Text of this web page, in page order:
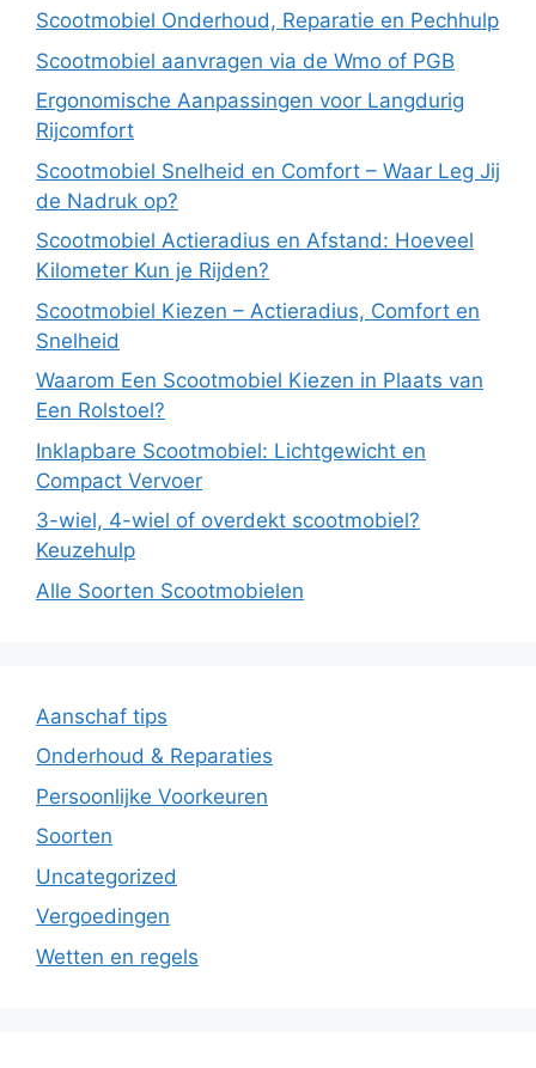
Scootmobiel Onderhoud, Reparatie en Pechhulp
Scootmobiel aanvragen via de Wmo of PGB
Ergonomische Aanpassingen voor Langdurig
Rijcomfort
Scootmobiel Snelheid en Comfort – Waar Leg Jij
de Nadruk op?
Scootmobiel Actieradius en Afstand: Hoeveel
Kilometer Kun je Rijden?
Scootmobiel Kiezen – Actieradius, Comfort en
Snelheid
Waarom Een Scootmobiel Kiezen in Plaats van
Een Rolstoel?
Inklapbare Scootmobiel: Lichtgewicht en
Compact Vervoer
3-wiel, 4-wiel of overdekt scootmobiel?
Keuzehulp
Alle Soorten Scootmobielen
Aanschaf tips
Onderhoud & Reparaties
Persoonlijke Voorkeuren
Soorten
Uncategorized
Vergoedingen
Wetten en regels